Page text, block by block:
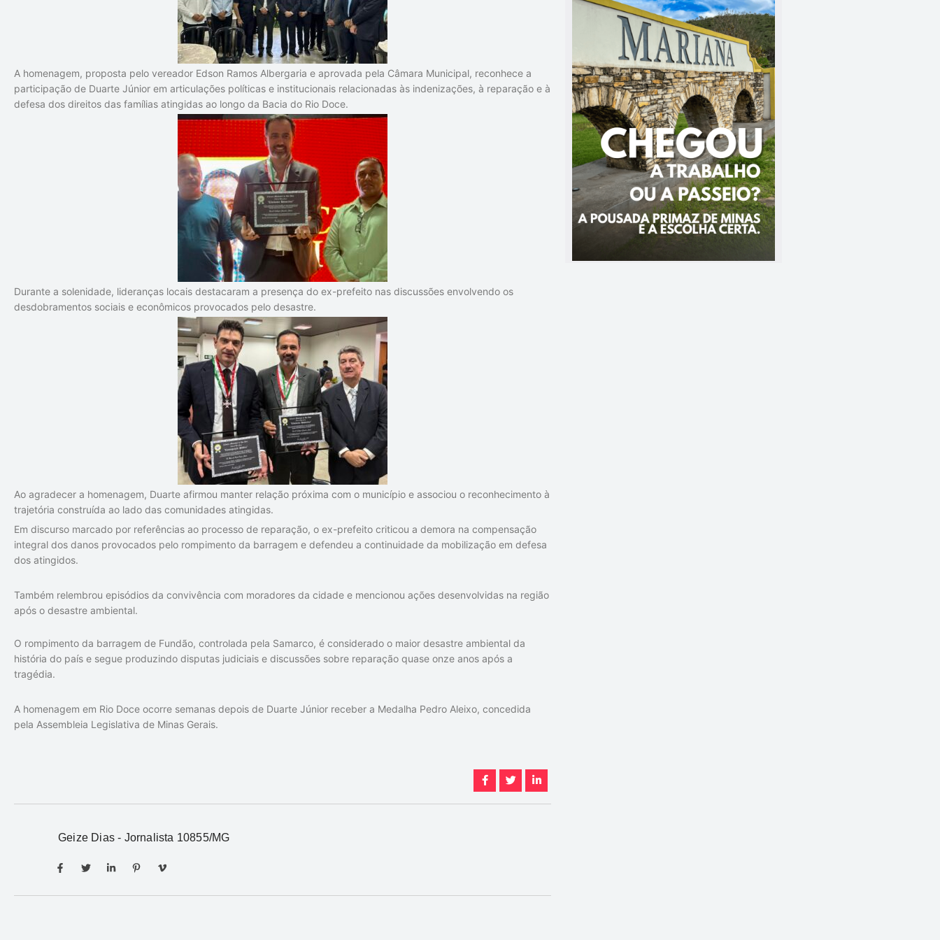
A homenagem, proposta pelo vereador Edson Ramos Albergaria e aprovada pela Câmara Municipal, reconhece a
participação de Duarte Júnior em articulações políticas e institucionais relacionadas às indenizações, à reparação e à
defesa dos direitos das famílias atingidas ao longo da Bacia do Rio Doce.
Durante a solenidade, lideranças locais destacaram a presença do ex-prefeito nas discussões envolvendo os
desdobramentos sociais e econômicos provocados pelo desastre.
Ao agradecer a homenagem, Duarte afirmou manter relação próxima com o município e associou o reconhecimento à
trajetória construída ao lado das comunidades atingidas.
Em discurso marcado por referências ao processo de reparação, o ex-prefeito criticou a demora na compensação
integral dos danos provocados pelo rompimento da barragem e defendeu a continuidade da mobilização em defesa
dos atingidos.
Também relembrou episódios da convivência com moradores da cidade e mencionou ações desenvolvidas na região
após o desastre ambiental.
O rompimento da barragem de Fundão, controlada pela Samarco, é considerado o maior desastre ambiental da
história do país e segue produzindo disputas judiciais e discussões sobre reparação quase onze anos após a
tragédia.
A homenagem em Rio Doce ocorre semanas depois de Duarte Júnior receber a Medalha Pedro Aleixo, concedida
pela Assembleia Legislativa de Minas Gerais.
Geize Dias - Jornalista 10855/MG